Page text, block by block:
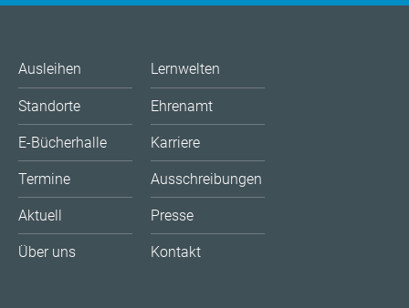
Ausleihen
Standorte
E-Bücherhalle
Termine
Aktuell
Über uns
Lernwelten
Ehrenamt
Karriere
Ausschreibungen
Presse
Kontakt